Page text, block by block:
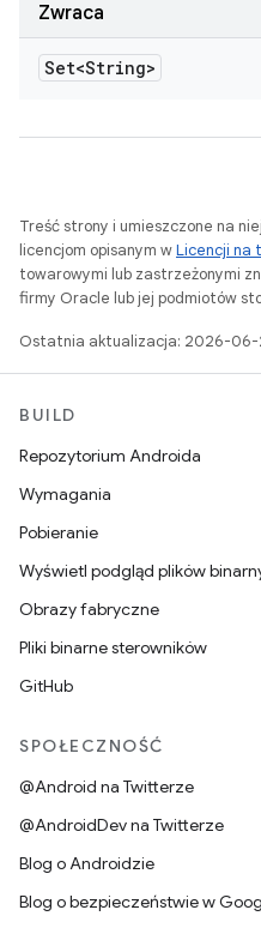
Zwraca
Set<String>
Treść strony i umieszczone na
licencjom opisanym wLicencji na
towarowymi lub zastrzeżonymi
firmy Oracle lub jej podmiotów
Ostatnia aktualizacja: 2026-06-
BUILD
Repozytorium Androida
Wymagania
Pobieranie
Wyświetl podgląd plików
Obrazy fabryczne
Pliki binarne sterowników
GitHub
SPOŁECZNOŚĆ
@Android na Twitterze
@AndroidDev na Twitterze
Blog o Androidzie
Blog o bezpieczeństwie w